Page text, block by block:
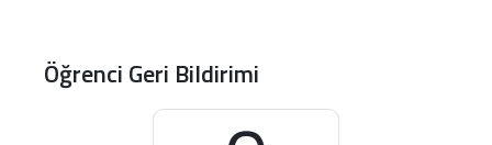
Öğrenci Geri Bildirimi